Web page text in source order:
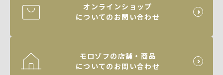
オンラインショップ
についてのお問い合わせ
モロゾフの店舗・商品
についてのお問い合わせ